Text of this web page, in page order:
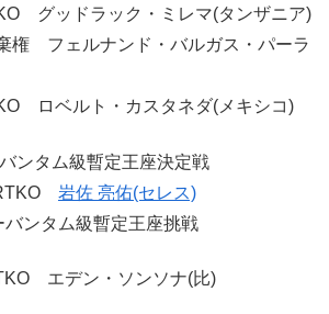
グッドラック・ミレマ(タンザニア)
フェルナンド・バルガス・パーラ
ロベルト・カスタネダ(メキシコ)
ンタム級暫定王座決定戦
岩佐 亮佑(セレス)
ンタム級暫定王座挑戦
エデン・ソンソナ(比)